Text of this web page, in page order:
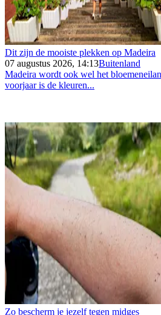
Dit zijn de mooiste plekken op Madeira
07 augustus 2026, 14:13Buitenland
Madeira wordt ook wel het
voorjaar is de kleuren...
Zo bescherm je jezelf tegen midges